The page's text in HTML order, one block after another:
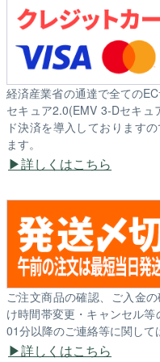
経済産業省の通達で全ての
セキュア2.0(EMV 3-Dセキ
ド決済を導入しております
ます。
詳しくはこちら
ご注文商品の確認、ご入金
け時間帯変更・キャンセル
01分以降のご連絡等に関して
詳しくはこちら